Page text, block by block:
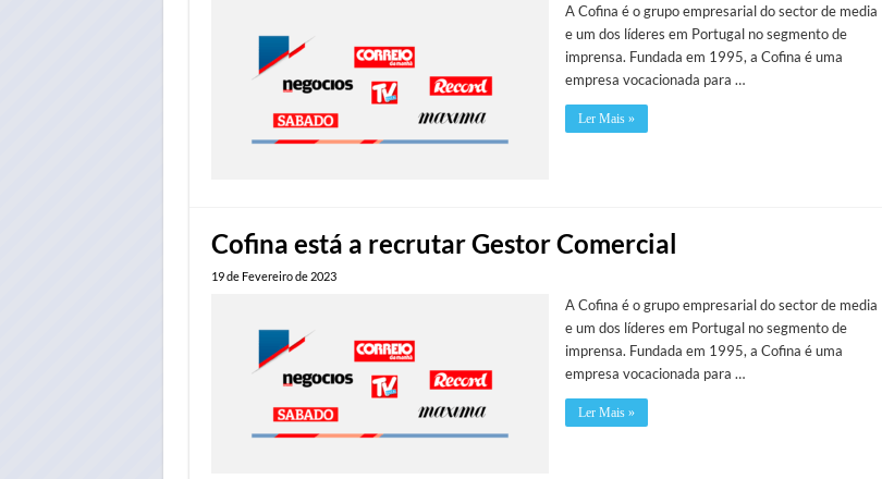
A Cofina é o grupo empresarial do sector de media
e um dos líderes em Portugal no segmento de
imprensa. Fundada em 1995, a Cofina é uma
empresa vocacionada para …
Ler Mais »
Cofina está a recrutar Gestor Comercial
19 de Fevereiro de 2023
A Cofina é o grupo empresarial do sector de media
e um dos líderes em Portugal no segmento de
imprensa. Fundada em 1995, a Cofina é uma
empresa vocacionada para …
Ler Mais »